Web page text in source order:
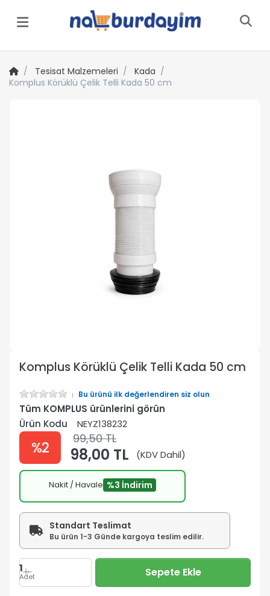
Menü
Tesisat Malzemeleri
Kada
Komplus Körüklü Çelik Telli Kada 50 cm
Komplus Körüklü Çelik Telli Kada 50 cm
Bu ürünü ilk değerlendiren siz olun
Tüm KOMPLUS ürünlerini görün
Ürün Kodu
NEYZ138232
%2 99,50 TL
98,00 TL (KDV Dahil)
Nakit / Havale %3 İndirim
Standart Teslimat
Bu ürün 1-3 Günde kargoya teslim edilir.
1
Adet Sepete Ekle